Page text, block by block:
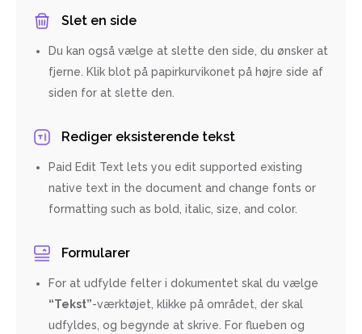
Slet en side
Du kan også vælge at slette den side, du ønsker at
fjerne. Klik blot på papirkurvikonet på højre side af
siden for at slette den.
Rediger eksisterende tekst
Paid Edit Text lets you edit supported existing
native text in the document and change fonts or
formatting such as bold, italic, size, and color.
Formularer
For at udfylde felter i dokumentet skal du vælge
“Tekst”-værktøjet, klikke på området, der skal
udfyldes, og begynde at skrive. For flueben og